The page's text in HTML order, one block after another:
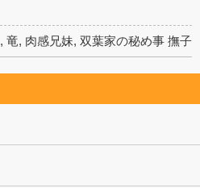
, 竜, 肉感兄妹, 双葉家の秘め事 撫子